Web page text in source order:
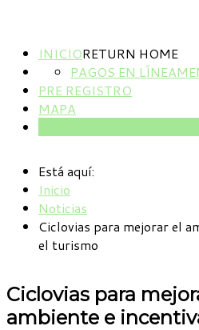
INICIORETURN HOME
PAGOS EN LÍNEA
PRE REGISTRO
MAPA
Está aquí:
Inicio
Noticias
Ciclovias para mejorar el
el turismo
Ciclovias para
ambiente e